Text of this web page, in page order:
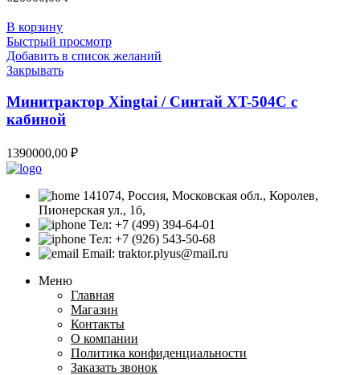
В корзину
Быстрый просмотр
Добавить в список желаний
Закрывать
Минитрактор Xingtai / Синтай XT-504С с
кабиной
1390000,00 ₽
141074, Россия, Московская обл., Королев,
Пионерская ул., 1б,
Тел: +7 (499) 394-64-01
Тел: +7 (926) 543-50-68
Email: traktor.plyus@mail.ru
Меню
Главная
Магазин
Контакты
О компании
Политика конфиденциальности
Заказать звонок